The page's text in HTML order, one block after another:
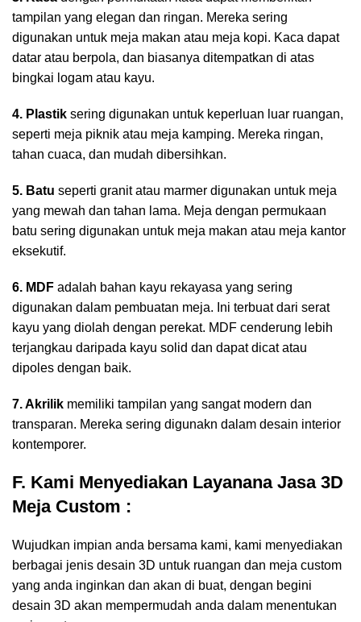
tampilan yang elegan dan ringan. Mereka sering
digunakan untuk meja makan atau meja kopi. Kaca dapat
datar atau berpola, dan biasanya ditempatkan di atas
bingkai logam atau kayu.
4. Plastik sering digunakan untuk keperluan luar ruangan,
seperti meja piknik atau meja kamping. Mereka ringan,
tahan cuaca, dan mudah dibersihkan.
5. Batu seperti granit atau marmer digunakan untuk meja
yang mewah dan tahan lama. Meja dengan permukaan
batu sering digunakan untuk meja makan atau meja kantor
eksekutif.
6. MDF adalah bahan kayu rekayasa yang sering
digunakan dalam pembuatan meja. Ini terbuat dari serat
kayu yang diolah dengan perekat. MDF cenderung lebih
terjangkau daripada kayu solid dan dapat dicat atau
dipoles dengan baik.
7. Akrilik memiliki tampilan yang sangat modern dan
transparan. Mereka sering digunakn dalam desain interior
kontemporer.
F. Kami Menyediakan Layanana Jasa 3D
Meja Custom :
Wujudkan impian anda bersama kami, kami menyediakan
berbagai jenis desain 3D untuk ruangan dan meja custom
yang anda inginkan dan akan di buat, dengan begini
desain 3D akan mempermudah anda dalam menentukan